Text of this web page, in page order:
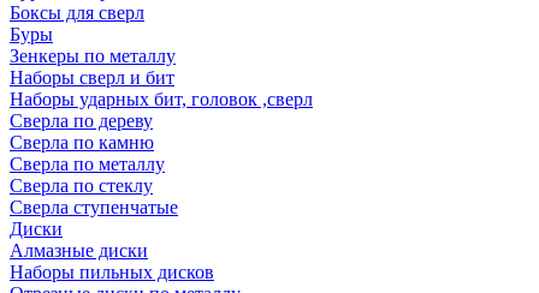
Боксы для сверл
Буры
Зенкеры по металлу
Наборы сверл и бит
Наборы ударных бит, головок ,сверл
Сверла по дереву
Сверла по камню
Сверла по металлу
Сверла по стеклу
Сверла ступенчатые
Диски
Алмазные диски
Наборы пильных дисков